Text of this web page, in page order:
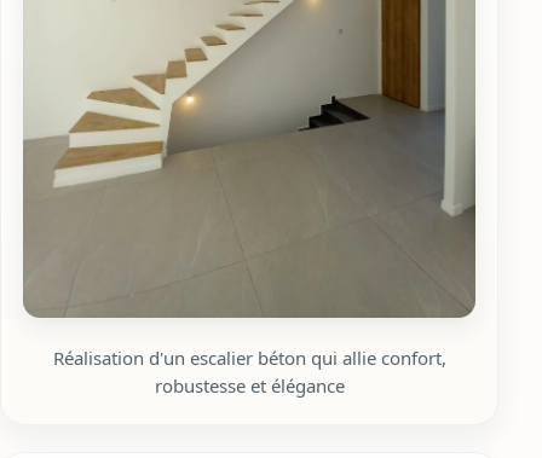
Réalisation d'un escalier béton qui allie confort,
robustesse et élégance